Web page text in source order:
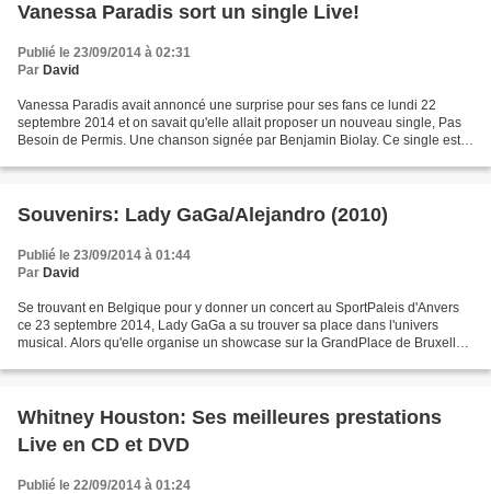
Vanessa Paradis sort un single Live!
Publié le 23/09/2014 à 02:31
Par David
Vanessa Paradis avait annoncé une surprise pour ses fans ce lundi 22
septembre 2014 et on savait qu'elle allait proposer un nouveau single, Pas
Besoin de Permis. Une chanson signée par Benjamin Biolay. Ce single est
Souvenirs: Lady GaGa/Alejandro (2010)
Publié le 23/09/2014 à 01:44
Par David
Se trouvant en Belgique pour y donner un concert au SportPaleis d'Anvers
ce 23 septembre 2014, Lady GaGa a su trouver sa place dans l'univers
musical. Alors qu'elle organise un showcase sur la GrandPlace de Bruxelles,
Whitney Houston: Ses meilleures prestations
Live en CD et DVD
Publié le 22/09/2014 à 01:24